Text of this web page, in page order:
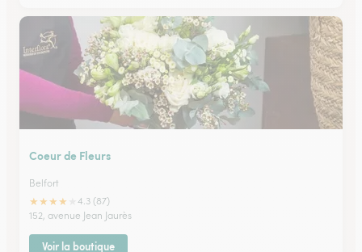
Coeur de Fleurs
Belfort
★★★★
4.3 (87)
152, avenue Jean Jaurès
Voir la boutique